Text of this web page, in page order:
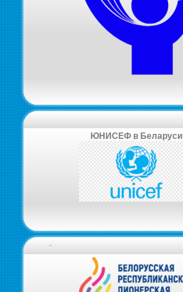
ЮНИСЕФ в Беларуси
-